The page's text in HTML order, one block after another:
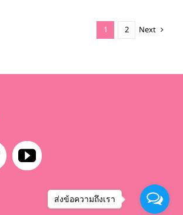
1 2 Next
ส่งข้อความถึงเรา